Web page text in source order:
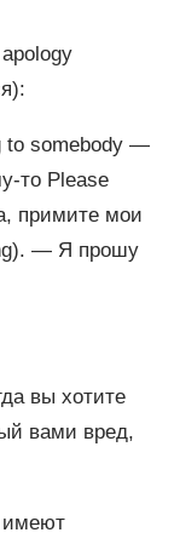
to somebody —
то Please
примите мои
— Я прошу
вы хотите
вами вред,
имеют